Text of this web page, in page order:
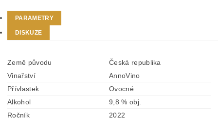
PARAMETRY
DISKUZE
Země původu
Česká republika
Vinařství
AnnoVino
Přívlastek
Ovocné
Alkohol
9,8 % obj.
Ročník
2022